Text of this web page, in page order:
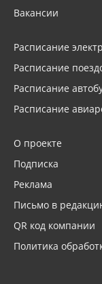
Вакансии
Расписание
Расписание
Расписание
Расписание
О проекте
Подписка
Реклама
Письмо в
QR код компании
Политика